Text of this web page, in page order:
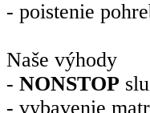
- poistenie
Naše výhody
- NONSTOP
- vybavenie